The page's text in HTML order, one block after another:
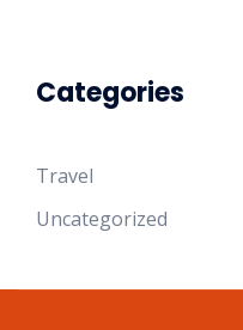
Categories
Travel
Uncategorized